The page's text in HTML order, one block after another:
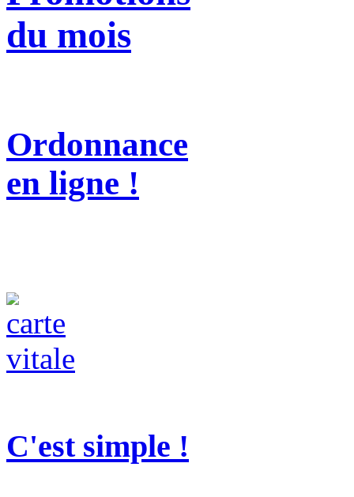
du mois
Ordonnance
en ligne !
C'est simple !